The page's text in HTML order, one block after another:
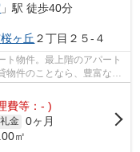
」駅 徒歩40分
桜ヶ丘 ２丁目２５-４
ト物件。最上階のアパート
件のことなら、豊富な物
費等：- )
礼金 0ヶ月
㎡